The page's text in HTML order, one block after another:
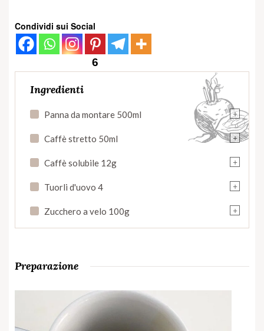
Condividi sui Social
6
Ingredienti
+
Panna da montare 500ml
+
Caffè stretto 50ml
+
Caffè solubile 12g
+
Tuorli d'uovo 4
+
Zucchero a velo 100g
Preparazione